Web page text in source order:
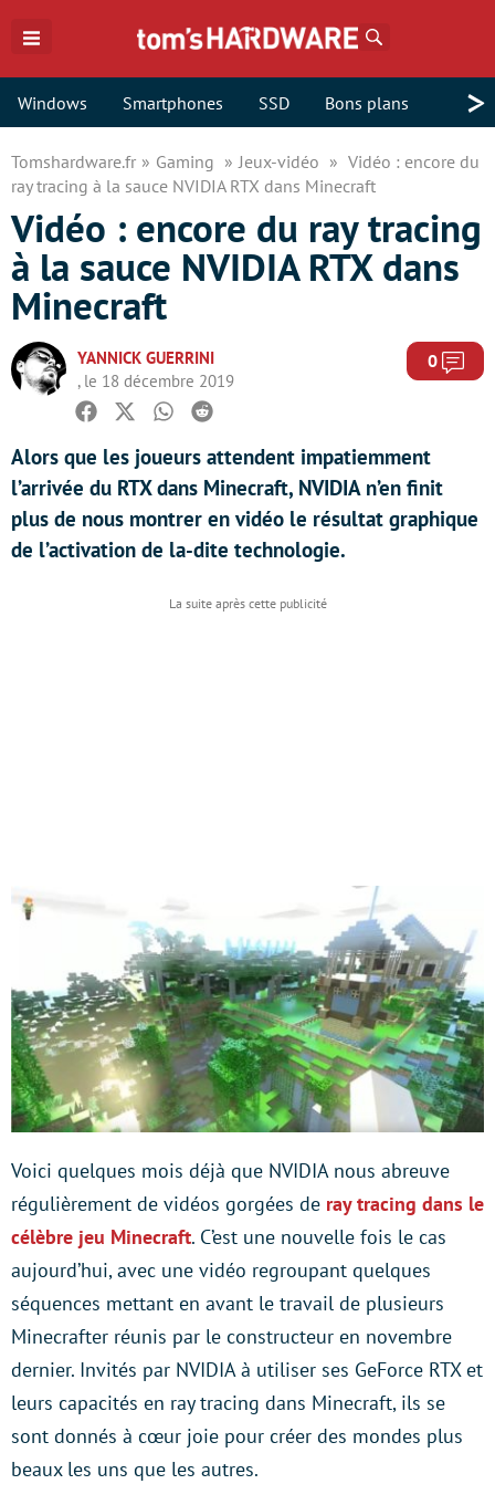
Windows Smartphones SSD Bons plans >
Tomshardware.fr Gaming Jeux-vidéo
Vidéo : encore du
ray tracing à la sauce NVIDIA RTX dans Minecraft
Vidéo : encore du ray tracing
à la sauce NVIDIA RTX dans
Minecraft
YANNICK GUERRINI
, le 18 décembre 2019
0
Facebook
TwitterWhatsapp
Reddit
Alors que les joueurs attendent impatiemment
l’arrivée du RTX dans Minecraft, NVIDIA n’en finit
plus de nous montrer en vidéo le résultat graphique
de l’activation de la-dite technologie.
Voici quelques mois déjà que NVIDIA nous abreuve
régulièrement de vidéos gorgées de ray tracing dans le
célèbre jeu Minecraft. C’est une nouvelle fois le cas
aujourd’hui, avec une vidéo regroupant quelques
séquences mettant en avant le travail de plusieurs
Minecrafter réunis par le constructeur en novembre
dernier. Invités par NVIDIA à utiliser ses GeForce RTX et
leurs capacités en ray tracing dans Minecraft, ils se
sont donnés à cœur joie pour créer des mondes plus
beaux les uns que les autres.